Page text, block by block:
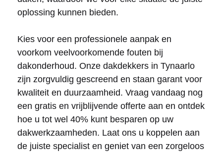
oplossing kunnen bieden.
Kies voor een professionele aanpak en
voorkom veelvoorkomende fouten bij
dakonderhoud. Onze dakdekkers in Tynaarlo
zijn zorgvuldig gescreend en staan garant voor
kwaliteit en duurzaamheid. Vraag vandaag nog
een gratis en vrijblijvende offerte aan en ontdek
hoe u tot wel 40% kunt besparen op uw
dakwerkzaamheden. Laat ons u koppelen aan
de juiste specialist en geniet van een zorgeloos